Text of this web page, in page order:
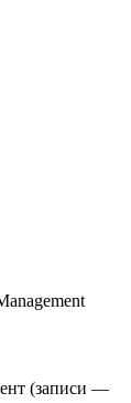
(записи —